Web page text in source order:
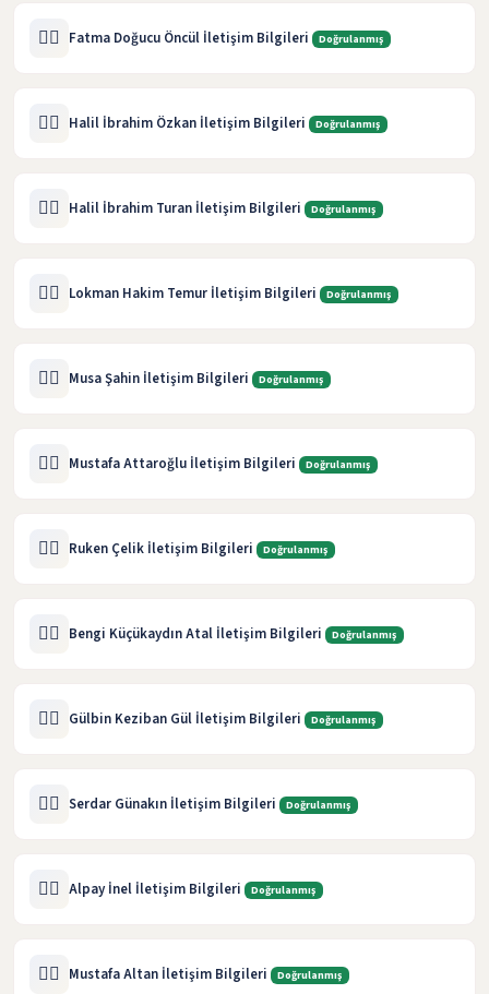
🧑‍⚖️ Fatma Doğucu Öncül İletişim Bilgileri Doğrulanmış
🧑‍⚖️ Halil İbrahim Özkan İletişim Bilgileri Doğrulanmış
🧑‍⚖️ Halil İbrahim Turan İletişim Bilgileri Doğrulanmış
🧑‍⚖️ Lokman Hakim Temur İletişim Bilgileri Doğrulanmış
🧑‍⚖️ Musa Şahin İletişim Bilgileri Doğrulanmış
🧑‍⚖️ Mustafa Attaroğlu İletişim Bilgileri Doğrulanmış
🧑‍⚖️ Ruken Çelik İletişim Bilgileri Doğrulanmış
🧑‍⚖️ Bengi Küçükaydın Atal İletişim Bilgileri Doğrulanmış
🧑‍⚖️ Gülbin Keziban Gül İletişim Bilgileri Doğrulanmış
🧑‍⚖️ Serdar Günakın İletişim Bilgileri Doğrulanmış
🧑‍⚖️ Alpay İnel İletişim Bilgileri Doğrulanmış
🧑‍⚖️ Mustafa Altan İletişim Bilgileri Doğrulanmış